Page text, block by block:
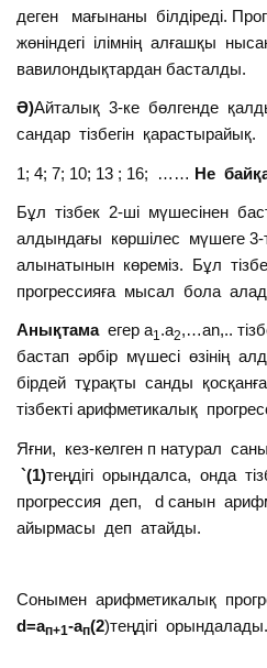
деген мағынаны білдіреді.
жөніндегі ілімнің алғашқы
вавилондықтардан басталды.
Ә)Айталық 3-ке бөлгенде
сандар тізбегін қарастырайық.
1; 4; 7; 10; 13 ; 16; …… Не
Бұл тізбек 2-ші мүшесінен
алдындағы көршілес мүшеге
алынатынын көреміз. Бұл
прогрессияға мысал бола
Анықтамаегер а1 .а2,…аn,..
бастап әрбір мүшесі өзінің
бірдей тұрақты санды
тізбекті арифметикалық
Яғни, кез-келген п натурал
`(1)теңдігі орындалса, онда
прогрессия деп, d санын
айырмасы деп атайды.
Сонымен арифметикалық
d=ап+1-ап(2)теңдігі орындалады.